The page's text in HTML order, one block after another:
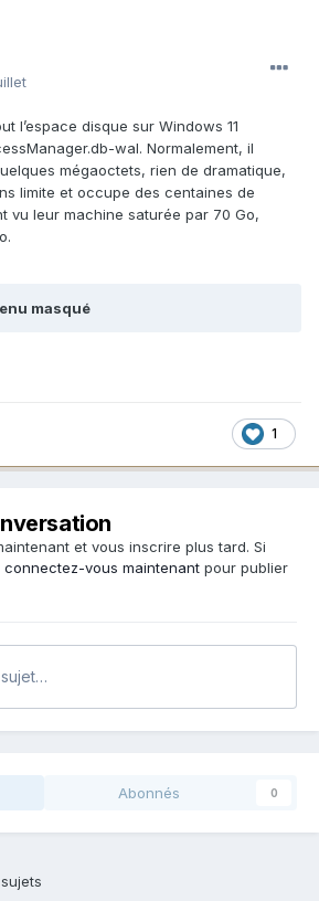
l’espace disque sur Windows 11
wal. Normalement, il
mégaoctets, rien de dramatique,
limite et occupe des centaines de
vu leur machine saturée par 70 Go,
masqué
1
et vous inscrire plus tard. Si
connectez-vous maintenant pour publier
Abonnés 0